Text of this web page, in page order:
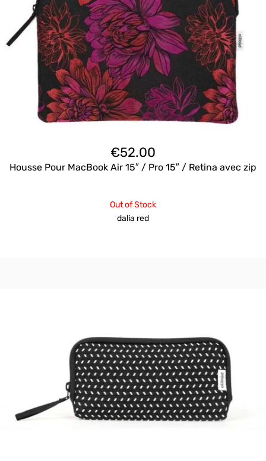
€52.00
Housse Pour MacBook Air 15″ / Pro 15″ / Retina avec zip
Out of Stock
dalia red